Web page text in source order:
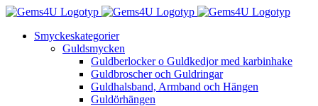
Fortsätt
innehålletSmyckeskategorier
Guldsmycken
Guldberlocker o Guldkedjor med karbinhake
Guldbroscher och Guldringar
Guldhalsband, Armband och Hängen
Guldörhängen